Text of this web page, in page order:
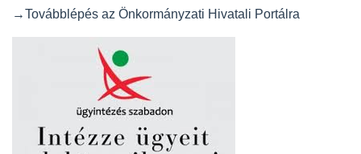
→Továbblépés az Önkormányzati Hivatali Portálra